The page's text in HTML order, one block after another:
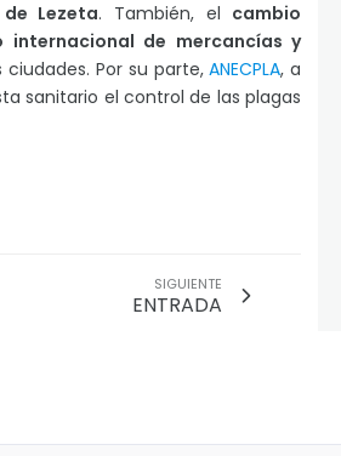
Lezeta. También, el cambio
internacional de mercancías y
ciudades. Por su parte,ANECPLA, a
sanitario el control de las plagas
SIGUIENTE
ENTRADA